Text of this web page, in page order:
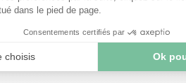
?
vous permettraient d'atteindre vos objectifs ?